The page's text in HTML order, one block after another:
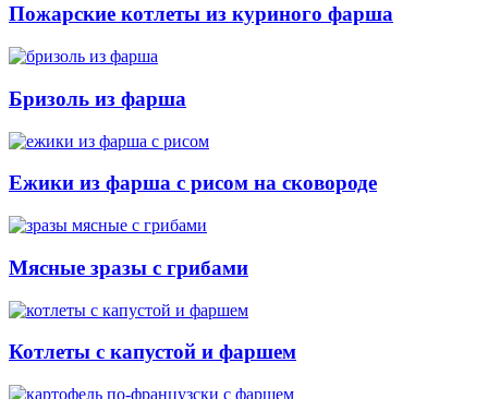
Пожарские котлеты из куриного фарша
Бризоль из фарша
Ежики из фарша с рисом на сковороде
Мясные зразы с грибами
Котлеты с капустой и фаршем